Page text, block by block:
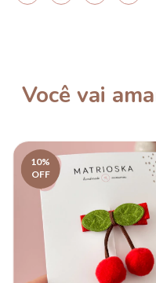
Você vai
10%
OFF